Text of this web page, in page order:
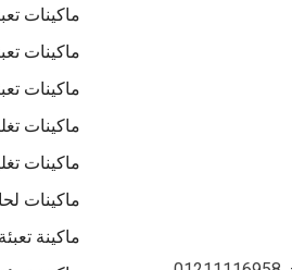
ماكينات
ماكينات
ماكينات
ماكينات
ماكينات
ماكينات
ماكينة تعبئة